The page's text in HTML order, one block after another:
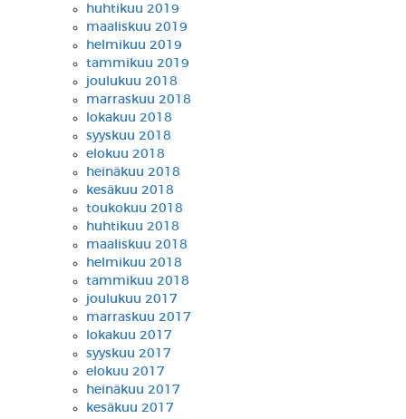
huhtikuu 2019
maaliskuu 2019
helmikuu 2019
tammikuu 2019
joulukuu 2018
marraskuu 2018
lokakuu 2018
syyskuu 2018
elokuu 2018
heinäkuu 2018
kesäkuu 2018
toukokuu 2018
huhtikuu 2018
maaliskuu 2018
helmikuu 2018
tammikuu 2018
joulukuu 2017
marraskuu 2017
lokakuu 2017
syyskuu 2017
elokuu 2017
heinäkuu 2017
kesäkuu 2017